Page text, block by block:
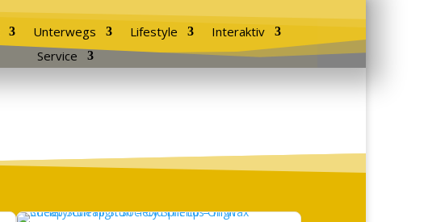
Unterwegs Lifestyle
Interaktiv
Service